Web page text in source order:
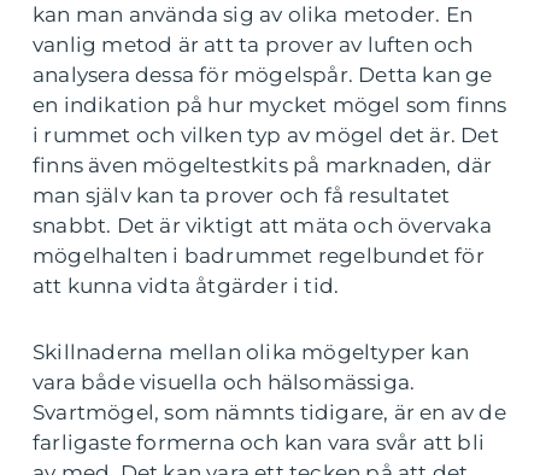
kan man använda sig av olika metoder. En
vanlig metod är att ta prover av luften och
analysera dessa för mögelspår. Detta kan ge
en indikation på hur mycket mögel som finns
i rummet och vilken typ av mögel det är. Det
finns även mögeltestkits på marknaden, där
man själv kan ta prover och få resultatet
snabbt. Det är viktigt att mäta och övervaka
mögelhalten i badrummet regelbundet för
att kunna vidta åtgärder i tid.
Skillnaderna mellan olika mögeltyper kan
vara både visuella och hälsomässiga.
Svartmögel, som nämnts tidigare, är en av de
farligaste formerna och kan vara svår att bli